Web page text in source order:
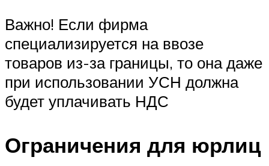
Важно! Если фирма
специализируется на ввозе
товаров из-за границы, то она даже
при использовании УСН должна
будет уплачивать НДС
Ограничения для юрлиц